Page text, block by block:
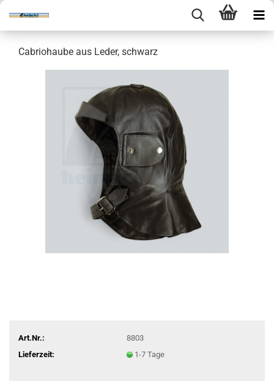
Cabriohaube aus Leder, schwarz
Art.Nr.:
8803
Lieferzeit:
1-7 Tage